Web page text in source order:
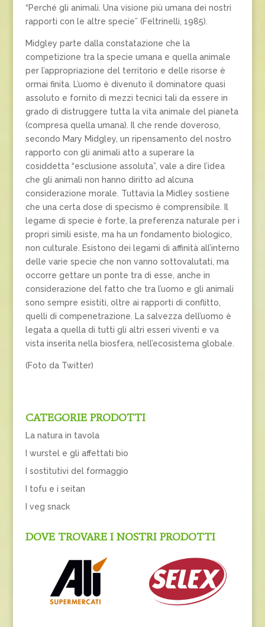
“Perché gli animali. Una visione più umana dei nostri
rapporti con le altre specie” (Feltrinelli, 1985).
Midgley parte dalla constatazione che la
competizione tra la specie umana e quella animale
per l’appropriazione del territorio e delle risorse è
ormai finita. L’uomo è divenuto il dominatore quasi
assoluto e fornito di mezzi tecnici tali da essere in
grado di distruggere tutta la vita animale del pianeta
(compresa quella umana). Il che rende doveroso,
secondo Mary Midgley, un ripensamento del nostro
rapporto con gli animali atto a superare la
cosiddetta “esclusione assoluta”, vale a dire l’idea
che gli animali non hanno diritto ad alcuna
considerazione morale. Tuttavia la Midley sostiene
che una certa dose di specismo è comprensibile. Il
legame di specie è forte, la preferenza naturale per i
propri simili esiste, ma ha un fondamento biologico,
non culturale. Esistono dei legami di affinità all’interno
delle varie specie che non vanno sottovalutati, ma
occorre gettare un ponte tra di esse, anche in
considerazione del fatto che tra l’uomo e gli animali
sono sempre esistiti, oltre ai rapporti di conflitto,
quelli di compenetrazione. La salvezza dell’uomo è
legata a quella di tutti gli altri esseri viventi e va
vista inserita nella biosfera, nell’ecosistema globale.
(Foto da Twitter)
CATEGORIE PRODOTTI
La natura in tavola
I wurstel e gli affettati bio
I sostitutivi del formaggio
I tofu e i seitan
I veg snack
DOVE TROVARE I NOSTRI PRODOTTI